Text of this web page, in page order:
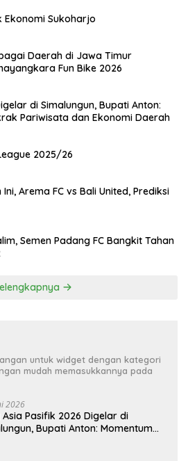
Ekonomi Sukoharjo
Daerah di Jawa Timur
Fun Bike 2026
di Simalungun, Bupati Anton:
Pariwisata dan Ekonomi Daerah
2025/26
Arema FC vs Bali United, Prediksi
Semen Padang FC Bangkit Tahan
untuk widget dengan kategori
mudah memasukkannya pada
2026
Asia Pasifik 2026 Digelar di
Bupati Anton: Momentum